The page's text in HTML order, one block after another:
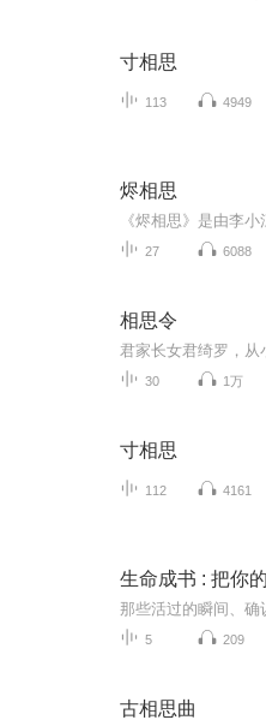
寸相思
113 4949
烬相思
27 6088
相思令
30 1万
寸相思
112 4161
生命成书 : 把你
5 209
古相思曲